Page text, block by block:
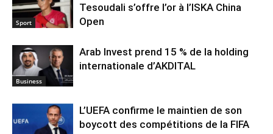
Sport
Tesoudali s’offre l’or à l’ISKA China
Open
Business
Arab Invest prend 15 % de la holding
internationale d’AKDITAL
L’UEFA confirme le maintien de son
boycott des compétitions de la FIFA